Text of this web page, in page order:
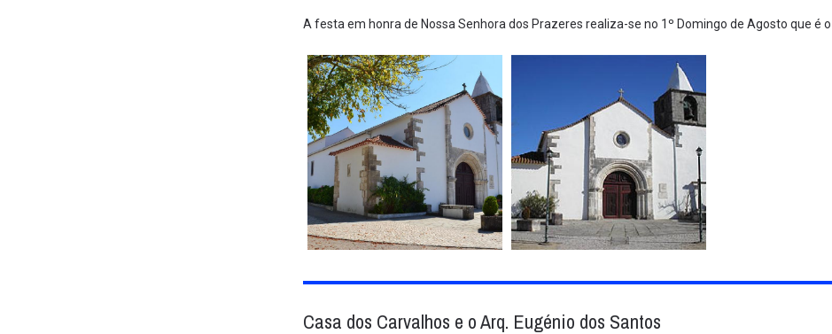
A festa em honra de Nossa Senhora dos Prazeres realiza-se no 1º Domingo de Agosto que é
Casa dos Carvalhos e o Arq. Eugénio dos Santos